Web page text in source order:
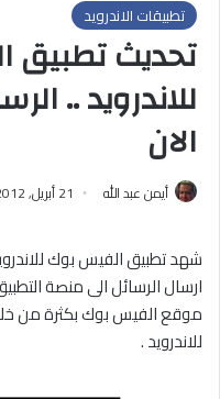
تطبيقات الاندرويد
تحديث تطبيق
للاندرويد ..
الان
أيمن عبد الله 21 أبريل, 2012
شهد تطبيق الفيس بوك
ارسال الرسائل الى منصة
موقع الفيس بوك بكثرة من
للاندرويد .